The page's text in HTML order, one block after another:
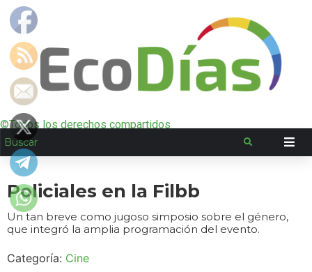
©Todos los derechos compartidos
Policiales en la Filbb
Un tan breve como jugoso simposio sobre el género,
que integró la amplia programación del evento.
Categoría: Cine